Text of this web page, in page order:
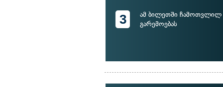
3
ამ ბილეთში ჩამოთვლილ
გარემოებას